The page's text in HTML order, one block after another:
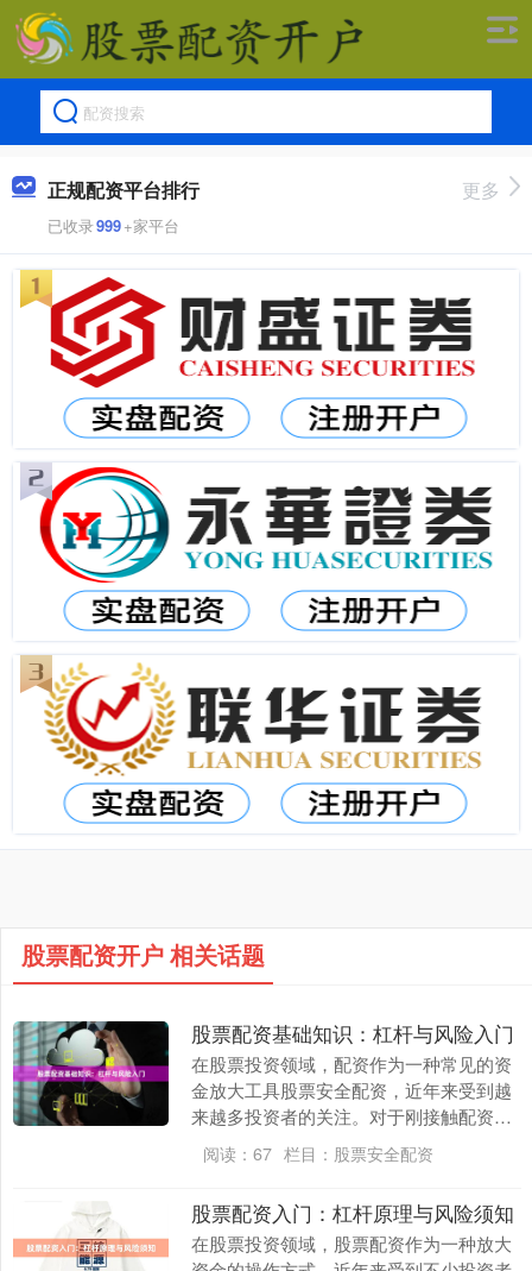
正规配资平台排行
已收录999+家平台
更多
股票配资开户 相关话题
股票配资基础知识：杠杆与风险入门
在股票投资领域，配资作为一种常见的资
金放大工具股票安全配资，近年来受到越
来越多投资者的关注。对于刚接触配资的
投资者来说，理解杠杆与风险的关系，是
迈出稳健投资第一....
阅读： 67 栏目： 股票安全配资
股票配资入门：杠杆原理与风险须知
在股票投资领域，股票配资作为一种放大